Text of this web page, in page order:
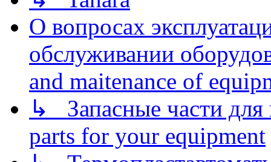
О вопросах
обслуживании
and maitenance of
↳ Запасные части для
parts for your equipment